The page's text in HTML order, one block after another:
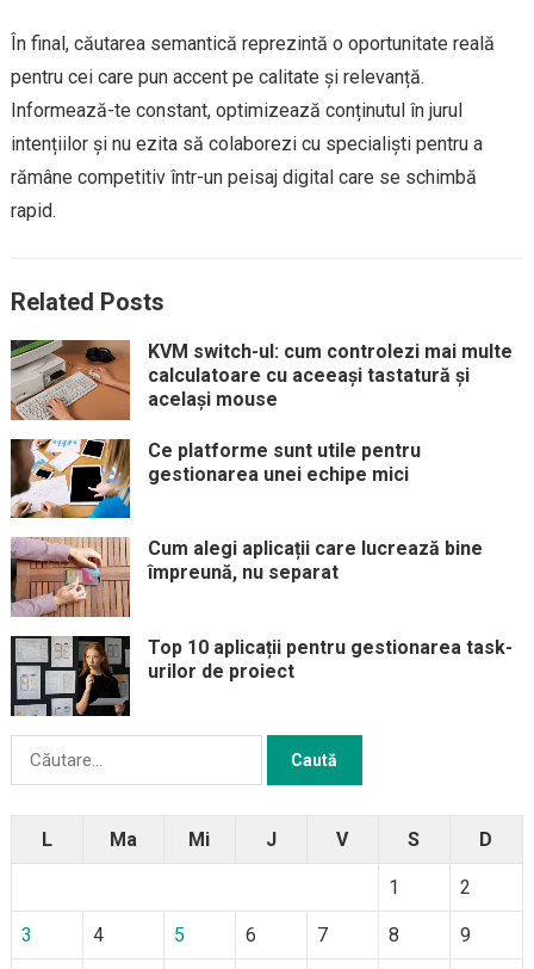
În final, căutarea semantică reprezintă o oportunitate reală
pentru cei care pun accent pe calitate și relevanță.
Informează-te constant, optimizează conținutul în jurul
intențiilor și nu ezita să colaborezi cu specialiști pentru a
rămâne competitiv într-un peisaj digital care se schimbă
rapid.
Related Posts
KVM switch-ul: cum controlezi mai multe
calculatoare cu aceeași tastatură și
același mouse
Ce platforme sunt utile pentru
gestionarea unei echipe mici
Cum alegi aplicații care lucrează bine
împreună, nu separat
Top 10 aplicații pentru gestionarea task-
urilor de proiect
L Ma Mi J V S D
1 2
3 4 5 6 7 8 9